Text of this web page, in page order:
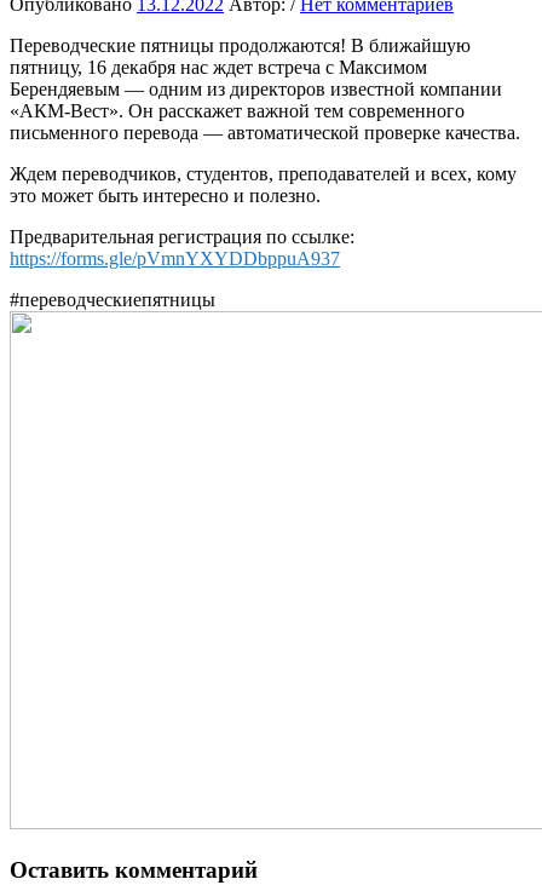
Переводческие пятницы продолжаются! В ближайшую
пятницу, 16 декабря нас ждет встреча с Максимом
Берендяевым — одним из директоров известной компании
«АКМ-Вест». Он расскажет важной тем современного
письменного перевода — автоматической проверке качества.
Ждем переводчиков, студентов, преподавателей и всех, кому
это может быть интересно и полезно.
Предварительная регистрация по ссылке:
https://forms.gle/pVmnYXYDDbppuA937
#переводческиепятницы
Оставить комментарий